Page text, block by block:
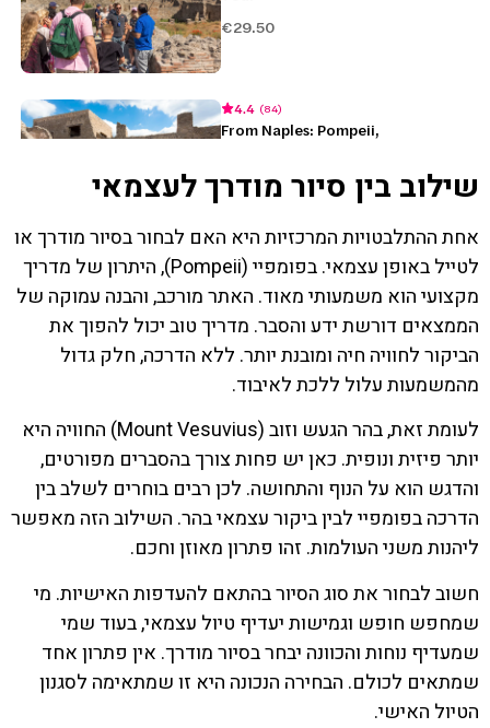
שילוב בין סיור מודרך לעצמאי
אחת ההתלבטויות המרכזיות היא האם לבחור בסיור מודרך או
לטייל באופן עצמאי. בפומפיי (Pompeii), היתרון של מדריך
מקצועי הוא משמעותי מאוד. האתר מורכב, והבנה עמוקה של
הממצאים דורשת ידע והסבר. מדריך טוב יכול להפוך את
הביקור לחוויה חיה ומובנת יותר. ללא הדרכה, חלק גדול
מהמשמעות עלול ללכת לאיבוד.
לעומת זאת, בהר הגעש וזוב (Mount Vesuvius) החוויה היא
יותר פיזית ונופית. כאן יש פחות צורך בהסברים מפורטים,
והדגש הוא על הנוף והתחושה. לכן רבים בוחרים לשלב בין
הדרכה בפומפיי לבין ביקור עצמאי בהר. השילוב הזה מאפשר
ליהנות משני העולמות. זהו פתרון מאוזן וחכם.
חשוב לבחור את סוג הסיור בהתאם להעדפות האישיות. מי
שמחפש חופש וגמישות יעדיף טיול עצמאי, בעוד שמי
שמעדיף נוחות והכוונה יבחר בסיור מודרך. אין פתרון אחד
שמתאים לכולם. הבחירה הנכונה היא זו שמתאימה לסגנון
הטיול האישי.